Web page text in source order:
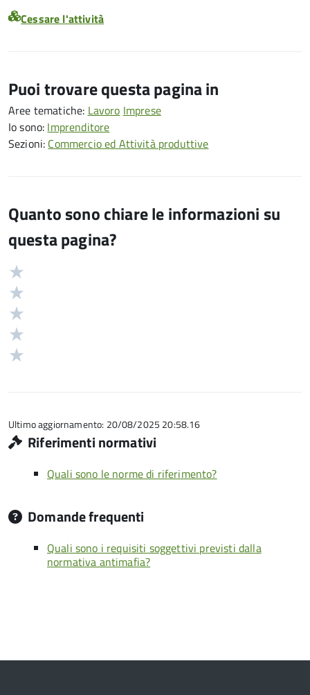
Cessare l'attività
Puoi trovare questa pagina in
Aree tematiche: Lavoro Imprese
Io sono: Imprenditore
Sezioni: Commercio ed Attività produttive
Quanto sono chiare le informazioni su
questa pagina?
Valutazione
5
Ultimo aggiornamento: 20/08/2025 20:58.16
Riferimenti normativi
Quali sono le norme di riferimento?
Domande frequenti
Quali sono i requisiti soggettivi previsti dalla
normativa antimafia?